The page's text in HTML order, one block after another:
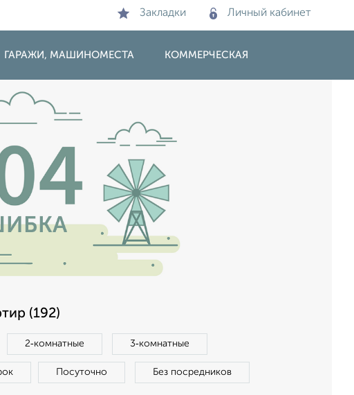
Закладки Личный кабинет
ГАРАЖИ, МАШИНОМЕСТА КОММЕРЧЕСКАЯ
(192)
2‑комнатные 3‑комнатные
Посуточно Без посредников